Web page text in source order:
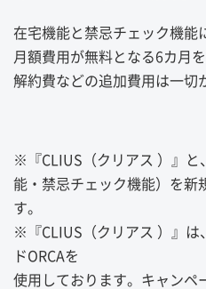
在宅機能と禁忌チェック機能
月額費用が無料となる6カ月
解約費などの追加費用は一切
※『CLIUS（クリアス ）』と
能・禁忌チェック機能）を新
す。
※『CLIUS（クリアス ）』は
ドORCAを
使用しております。キャンペ